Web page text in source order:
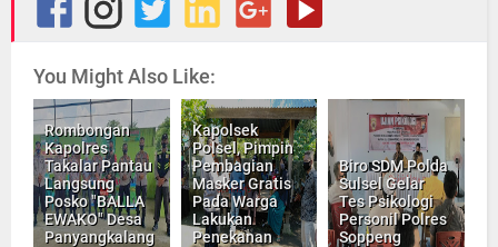
You Might Also Like:
Rombongan
Kapolres
Takalar Pantau
Langsung
Posko "BALLA
EWAKO" Desa
Panyangkalang
Kapolsek
Polsel, Pimpin
Pembagian
Masker Gratis
Pada Warga
Lakukan
Penekanan
Biro SDM Polda
Sulsel Gelar
Tes Psikologi
Personil Polres
Soppeng